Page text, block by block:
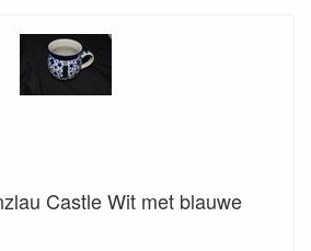
Castle Wit met blauwe